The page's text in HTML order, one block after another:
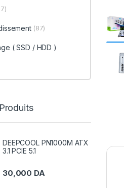
(87)
( SSD / HDD )
DEEPCOOL PN1000M ATX
3.1 PCIE 5.1
30,000 DA